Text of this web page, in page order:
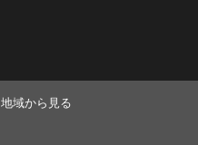
地域から見る